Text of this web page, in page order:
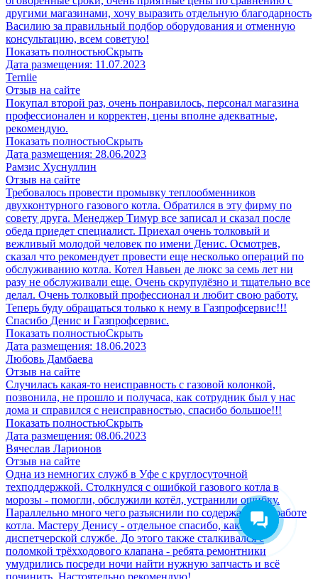
другими магазинами, хочу выразить отдельную благодарность
Василию за правильный подбор оборудования и отменную
консультацию, всем советую!
Показать полностьюСкрыть
Дата размещения: 11.07.2023
​Terniie​
Отзыв на сайте
Покупал второй раз, очень понравилось, персонал магазина
профессионален и корректен, цены вполне адекватные,
рекомендую.
Показать полностьюСкрыть
Дата размещения: 28.06.2023
Рамзис Хуснуллин
Отзыв на сайте
Требовалось провести промывку теплообменников
двухконтурного газового котла. Обратился в эту фирму по
совету друга. Менеджер Тимур все записал и сказал после
обеда приедет специалист. Приехал очень толковый и
вежливый молодой человек по имени Денис. Осмотрев,
сказал что рекомендует провести еще несколько операций по
обслуживанию котла. Котел Навьен де люкс за семь лет ни
разу не обслуживали еще. Очень скрупулёзно и тщательно все
делал. Очень толковый профессионал и любит свою работу.
Теперь буду обращаться только к нему в Газпрофсервис!!!
Спасибо Денис и Газпрофсервис.
Показать полностьюСкрыть
Дата размещения: 18.06.2023
Любовь Дамбаева
Отзыв на сайте
Случилась какая-то неисправность с газовой колонкой,
позвонила, не прошло и получаса, как сотрудник был у нас
дома и справился с неисправностью, спасибо большое!!!
Показать полностьюСкрыть
Дата размещения: 08.06.2023
Вячеслав Ларионов
Отзыв на сайте
Одна из немногих служб в Уфе с круглосуточной
техподдержкой. Столкнулся с ошибкой газового котла в
морозы - помогли, обслужили котёл, устранили ошибку.
Параллельно много чего разъяснили по содержанию и работе
котла. Мастеру Денису - отдельное спасибо, как и
диспетчерской службе. До этого также сталкивался с
поломкой трёхходового клапана - ребята ремонтники
умудрились посреди ночи найти нужную запчасть и всё